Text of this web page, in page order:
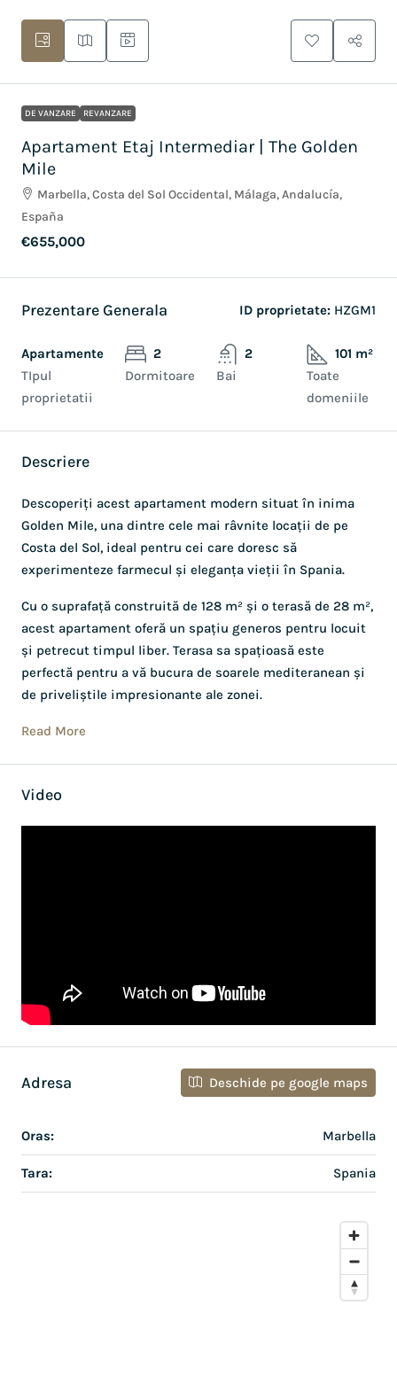
DE VANZARE REVANZARE
Apartament Etaj Intermediar | The Golden
Mile
Marbella, Costa del Sol Occidental, Málaga, Andalucía,
España
€655,000
Prezentare Generala ID proprietate: HZGM1
Apartamente
TIpul
proprietatii
2
Dormitoare
2
Bai
101 m²
Toate
domeniile
Descriere
Descoperiți acest apartament modern situat în inima
Golden Mile, una dintre cele mai râvnite locații de pe
Costa del Sol, ideal pentru cei care doresc să
experimenteze farmecul și eleganța vieții în Spania.
Cu o suprafață construită de 128 m² și o terasă de 28 m²,
acest apartament oferă un spațiu generos pentru locuit
și petrecut timpul liber. Terasa sa spațioasă este
perfectă pentru a vă bucura de soarele mediteranean și
de priveliștile impresionante ale zonei.
Read More
Video
Adresa Deschide pe google maps
Oras: Marbella
Tara: Spania